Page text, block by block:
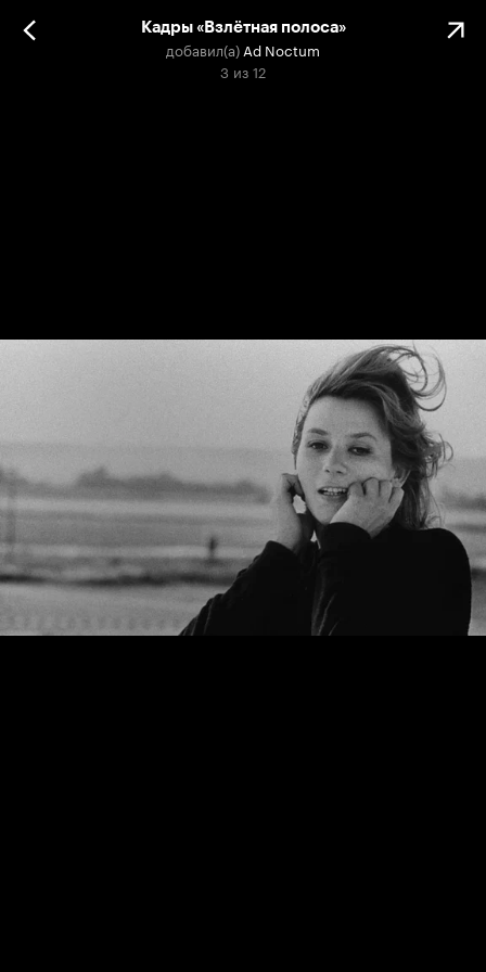
Кадры «Взлётная полоса»
добавил(а) Ad Noctum
3 из 12